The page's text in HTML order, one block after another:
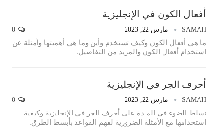
أفعال الكون في الإنجليزية
SAMAH مارس 22, 2023
ما هي أفعال الكون وكيف تستخدم وأين وما هي أهميتها وأمثلة عن
استخدام أفعال الكون والمزيد من التفاصيل.
أحرف الجر في الإنجليزية
SAMAH مارس 22, 2023
نسلط الضوء في المادة على أحرف الجر في الإنجليزية وكيفية
استخدامها مع الأمثلة الضرورية لفهم القواعد بأبسط الطرق.